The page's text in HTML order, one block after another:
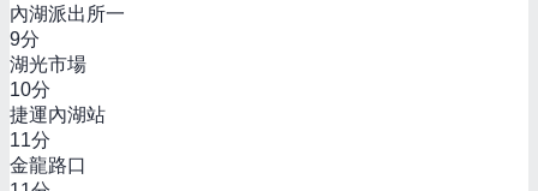
內湖派出所一
9分
湖光市場
10分
捷運內湖站
11分
金龍路口